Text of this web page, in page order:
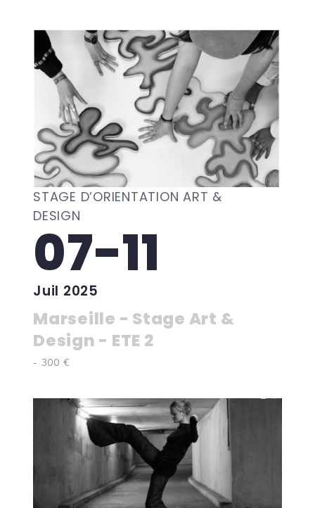
STAGE D’ORIENTATION ART &
DESIGN
07-11
Juil 2025
Marseille - Stage Art &
Design - ETE 2
- 300 €